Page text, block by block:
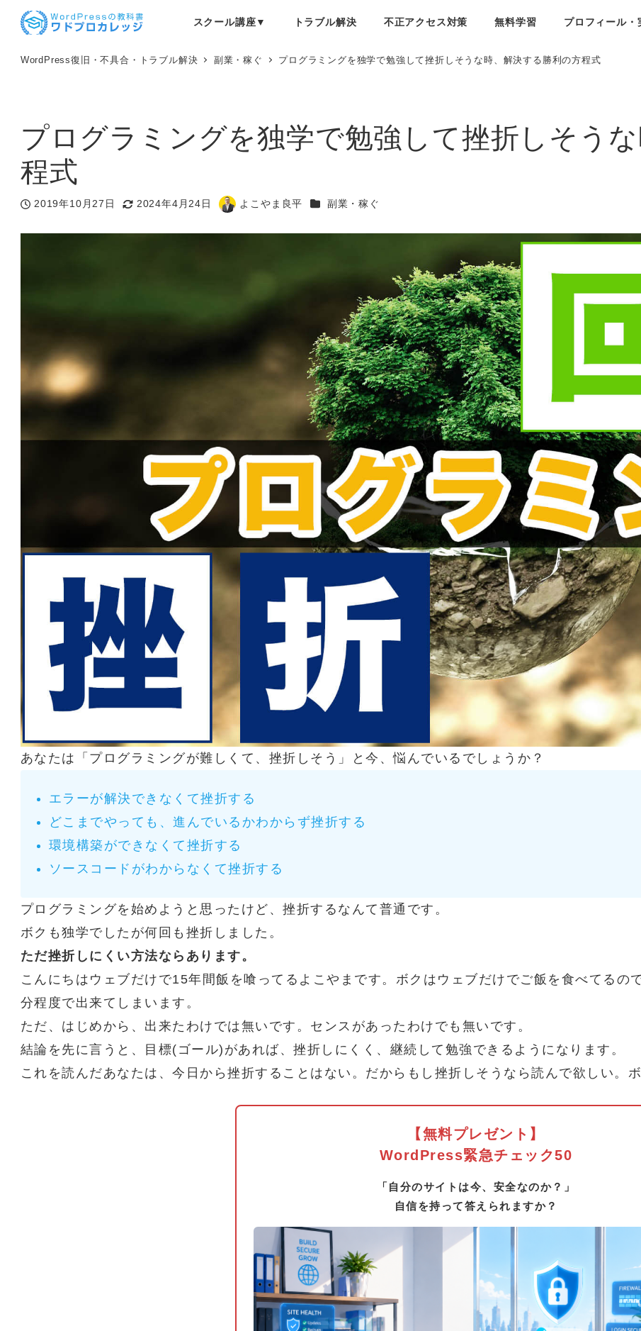
スクール講座▼ トラブル解決 不正アクセス対策 無料学習 プロフィール・
WordPress復旧・不具合・トラブル解決 副業・稼ぐ プログラミングを独学で勉強して挫折しそうな時、解決する勝利の方程式
プログラミングを独学で勉強して挫折しそう
程式
投稿日
2019年10月27日
更新日
2024年4月24日
著
よこやま良平 カテゴリー
副業・稼ぐ
あなたは「プログラミングが難しくて、挫折しそう」と今、悩んでいるでしょうか？
エラーが解決できなくて挫折する
どこまでやっても、進んでいるかわからず挫折する
環境構築ができなくて挫折する
ソースコードがわからなくて挫折する
プログラミングを始めようと思ったけど、挫折するなんて普通です。
ボクも独学でしたが何回も挫折しました。
ただ挫折しにくい方法ならあります。
こんにちはウェブだけで15年間飯を喰ってるよこやまです。ボクはウェブだけでご飯を食べてる
分程度で出来てしまいます。
ただ、はじめから、出来たわけでは無いです。センスがあったわけでも無いです。
結論を先に言うと、目標(ゴール)があれば、挫折しにくく、継続して勉強できるようになります。
これを読んだあなたは、今日から挫折することはない。だからもし挫折しそうなら読んで欲しい。
【無料プレゼント】
WordPress緊急チェック50
「自分のサイトは今、安全なのか？」
自信を持って答えられますか？